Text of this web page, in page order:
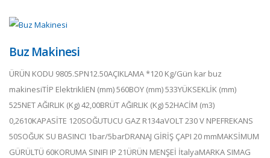
Buz Makinesi
ÜRÜN KODU 9805.SPN12.50AÇIKLAMA *120 Kg/Gün kar buz
makinesiTİP ElektrikliEN (mm) 560BOY (mm) 533YÜKSEKLİK (mm)
525NET AĞIRLIK (Kg) 42,00BRÜT AĞIRLIK (Kg) 52HACİM (m3)
0,2610KAPASİTE 120SOĞUTUCU GAZ R134aVOLT 230 V NPEFREKANS
50SOĞUK SU BASINCI 1bar/5barDRANAJ GİRİŞ ÇAPI 20 mmMAKSİMUM
GÜRÜLTÜ 60KORUMA SINIFI IP 21ÜRÜN MENŞEİ İtalyaMARKA SIMAG